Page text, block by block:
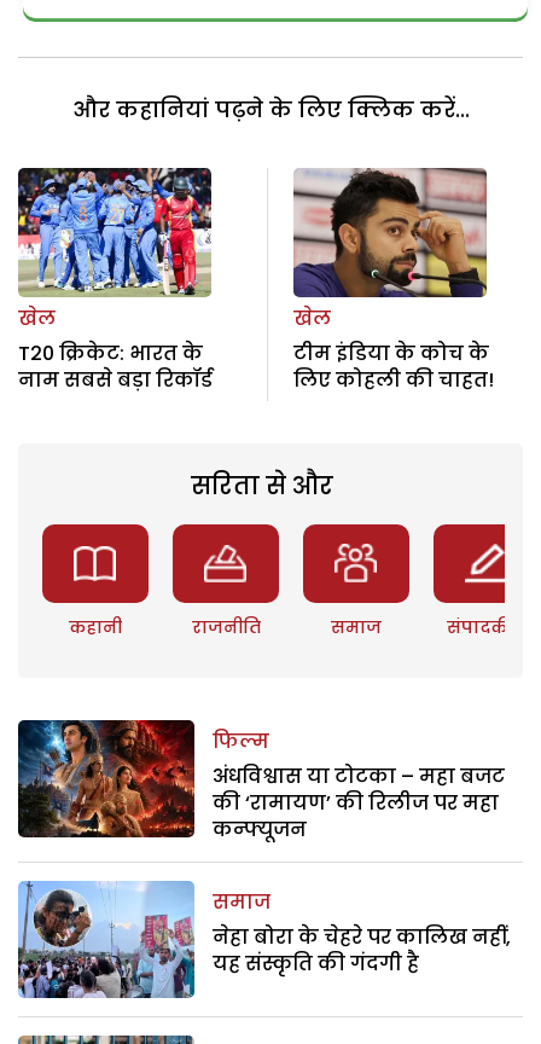
और कहानियां पढ़ने के लिए क्लिक करें...
खेल
T20 क्रिकेट: भारत के
नाम सबसे बड़ा रिकॉर्ड
खेल
टीम इंडिया के कोच के
लिए कोहली की चाहत!
सरिता से और
कहानी राजनीति समाज संपादकीय
फिल्म
अंधविश्वास या टोटका – महा बजट
की ‘रामायण’ की रिलीज पर महा
कन्फ्यूजन
समाज
नेहा बोरा के चेहरे पर कालिख नहीं,
यह संस्कृति की गंदगी है